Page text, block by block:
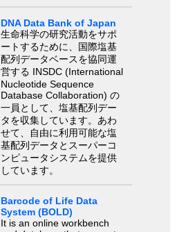
DNA Data Bank of Japan
生命科学の研究活動をサポ
ートするために、国際塩基
配列データベースを協同運
営する INSDC (International
Nucleotide Sequence
Database Collaboration) の
一員として、塩基配列デー
タを収集しています。あわ
せて、自由に利用可能な塩
基配列データとスーパーコ
ンピュータシステムを提供
しています。
Barcode of Life Data
System (BOLD)
It is an online workbench